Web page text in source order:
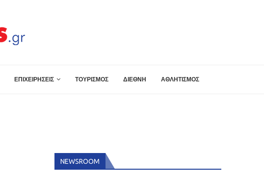
ΕΠΙΧΕΙΡΗΣΕΙΣ ΤΟΥΡΙΣΜΟΣ ΔΙΕΘΝΗ ΑΘΛΗΤΙΣΜΟΣ
NEWSROOM